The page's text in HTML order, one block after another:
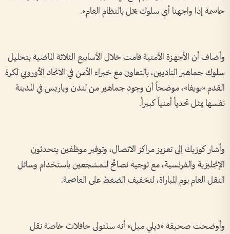
حاسمة إذا واجهنا أي سلوك يخل بالنظام العام».
وأضاف أن الأجهزة الأمنية قامت خلال الأسابيع الثلاثة الماضية بتحليل
سلوك جماهير الناديين، بالتعاون مع خبراء الأمن في الاتحاد الأوروبي لكرة
القدم «يويفا»، موضحاً أن وجود جماهير من لندن وباريس في المدينة
نفسها يمثل تحدياً أمنياً كبيراً.
وأشار كوزيك إلى تعزيز مراكز الاتصال، وتوفير موظفين يتحدثون
الإنجليزية والفرنسية، مع توجيه نصائح للمشجعين باستخدام وسائل
النقل العام يوم المباراة، لتخفيف الضغط على العاصمة.
وأوضحت صحيفة «ديلي ميل» أنه ستتولى حافلات خاصة نقل